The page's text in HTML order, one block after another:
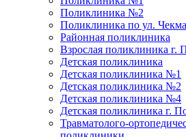
Поликлиника №2
Поликлиника по ул.
Районная поликлиника
Взрослая поликлиника г.
Детская поликлиника
Детская поликлиника №1
Детская поликлиника №2
Детская поликлиника №4
Детская поликлиника г.
Травматолого-